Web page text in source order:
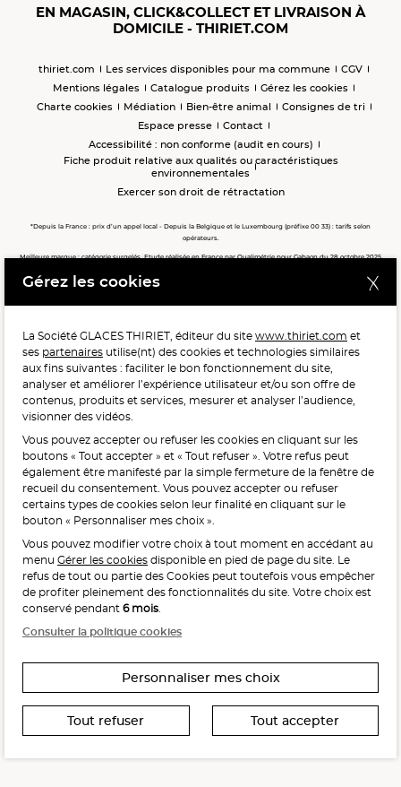
EN MAGASIN, CLICK&COLLECT ET LIVRAISON À
DOMICILE - THIRIET.COM
thiriet.com Les services disponibles pour ma commune
CGV
Mentions légales
Catalogue produits
Gérez les cookies
Charte cookies
Médiation Bien-être animal
Consignes de tri
Espace presse
Contact
Accessibilité : non conforme (audit en cours)
Fiche produit relative aux qualités ou caractéristiques
environnementales
Exercer son droit de rétractation
*Depuis la France : prix d’un appel local - Depuis la Belgique et le Luxembourg (préfixe 00 33) : tarifs selon
opérateurs.
Meilleure marque : catégorie surgelés. Etude réalisée en France par Qualimétrie pour Gabaon du 28 octobre 2025
Meilleure chaîne de magasins, Meilleur e-commerçant, Meilleure relation clients : catégorie surgelés. Étude
POUR VOTRE SANTÉ, MANGEZ AU MOINS CINQ FRUITS ET
LÉGUMES PAR JOUR.WWW.MANGERBOUGER.FR
L'abus d'alcool est dangereux pour la santé, à consommer
avec modération.
Interdiction de vente de boissons alcooliques
aux mineurs de moins de 18 ans
La preuve de majorité de l’acheteur est exigée au moment
de la vente en ligne.
CODE DE LA SANTÉ PUBLIQUE, ART. L. 3342-1 ET L. 3353-3
Gérez les cookies
La Société GLACES THIRIET, éditeur du site www.thiriet.com et
ses partenaires utilise(nt) des cookies et technologies similaires
aux fins suivantes : faciliter le bon fonctionnement du site,
analyser et améliorer l’expérience utilisateur et/ou son offre de
contenus, produits et services, mesurer et analyser l’audience,
visionner des vidéos.
Vous pouvez accepter ou refuser les cookies en cliquant sur les
boutons « Tout accepter » et « Tout refuser ». Votre refus peut
également être manifesté par la simple fermeture de la fenêtre de
recueil du consentement. Vous pouvez accepter ou refuser
certains types de cookies selon leur finalité en cliquant sur le
bouton « Personnaliser mes choix ».
Vous pouvez modifier votre choix à tout moment en accédant au
menu Gérer les cookies disponible en pied de page du site. Le
refus de tout ou partie des Cookies peut toutefois vous empêcher
de profiter pleinement des fonctionnalités du site. Votre choix est
conservé pendant 6 mois.
Consulter la politique cookies
Personnaliser mes choix
Tout refuser Tout accepter